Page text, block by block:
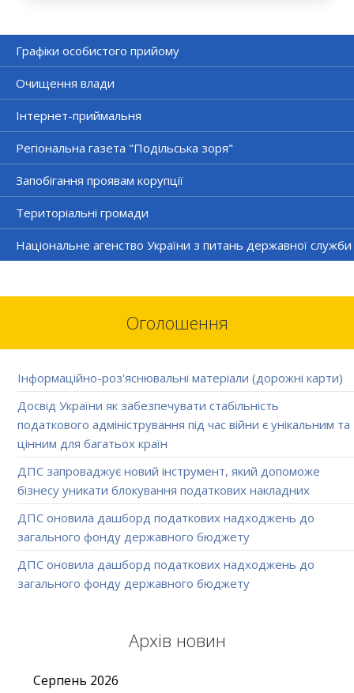
Графіки особистого прийому
Очищення влади
Інтернет-приймальня
Регіональна газета "Подільська зоря"
Запобігання проявам корупції
Територіальні громади
Національне агенство України з питань державної служби
Оголошення
Інформаційно-роз'яснювальні матеріали (дорожні карти)
Досвід України як забезпечувати стабільність
податкового адміністрування під час війни є унікальним та
цінним для багатьох країн
ДПС запроваджує новий інструмент, який допоможе
бізнесу уникати блокування податкових накладних
ДПС оновила дашборд податкових надходжень до
загального фонду державного бюджету
ДПС оновила дашборд податкових надходжень до
загального фонду державного бюджету
Архів новин
Серпень 2026